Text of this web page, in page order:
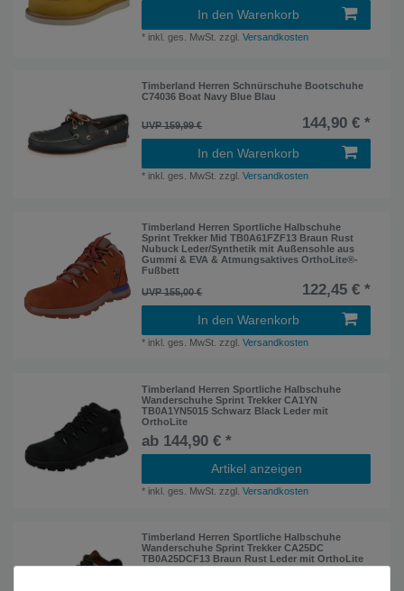
In den Warenkorb
* inkl. ges. MwSt. zzgl.Versandkosten
Timberland Herren Schnürschuhe Bootschuhe
C74036 Boat Navy Blue Blau
UVP 159,99 € 144,90 € *
In den Warenkorb
* inkl. ges. MwSt. zzgl.Versandkosten
Timberland Herren Sportliche Halbschuhe
Sprint Trekker Mid TB0A61FZF13 Braun Rust
Nubuck Leder/Synthetik mit Außensohle aus
Gummi & EVA & Atmungsaktives OrthoLite®-
Fußbett
UVP 155,00 €
122,45 € *
In den Warenkorb
* inkl. ges. MwSt. zzgl.Versandkosten
Timberland Herren Sportliche Halbschuhe
Wanderschuhe Sprint Trekker CA1YN
TB0A1YN5015 Schwarz Black Leder mit
OrthoLite
ab 144,90 € *
Artikel anzeigen
* inkl. ges. MwSt. zzgl.Versandkosten
Timberland Herren Sportliche Halbschuhe
Wanderschuhe Sprint Trekker CA25DC
TB0A25DCF13 Braun Rust Leder mit OrthoLite